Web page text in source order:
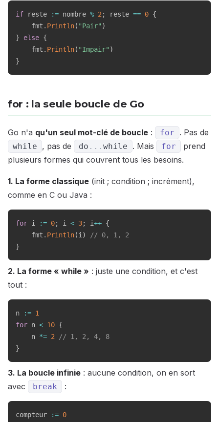
if reste := nombre % 2 ; reste == 0 {
    fmt
. Println( "Pair" )
}
else {
    fmt
. Println( "Impair" )
}
for : la seule boucle de Go
Go n'a qu'un seul mot-clé de boucle : for . Pas de
while , pas de do ... while . Mais for
prend
plusieurs formes qui couvrent tous les besoins.
1. La forme classique (init ; condition ; incrément),
comme en C ou Java :
for i := 0; i < 3; i++ {
    fmt
. Println(i )
// 0, 1, 2
}
2. La forme « while » : juste une condition, et c'est
tout :
n := 1
for n < 10 {
    n
*= 2
// 1, 2, 4, 8
}
3. La boucle infinie : aucune condition, on en sort
avec
break :
compteur := 0